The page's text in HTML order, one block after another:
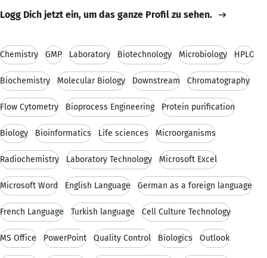
Logg Dich jetzt ein, um das ganze Profil zu sehen.
Chemistry GMP Laboratory Biotechnology Microbiology HPLC
Biochemistry Molecular Biology Downstream Chromatography
Flow Cytometry Bioprocess Engineering Protein purification
Biology Bioinformatics Life sciences Microorganisms
Radiochemistry Laboratory Technology Microsoft Excel
Microsoft Word English Language German as a foreign language
French Language Turkish language Cell Culture Technology
MS Office PowerPoint Quality Control Biologics Outlook